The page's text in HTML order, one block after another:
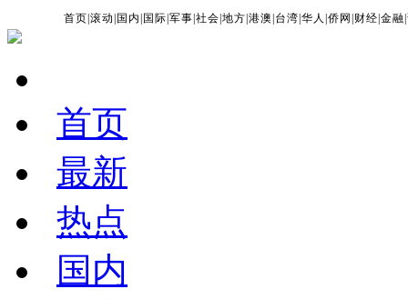
首页 |滚动 国内 国际 |军事 |社会 |地方 |港澳 台湾 |华人 |侨网 财经 |金融 |
首页
最新
热点
国内